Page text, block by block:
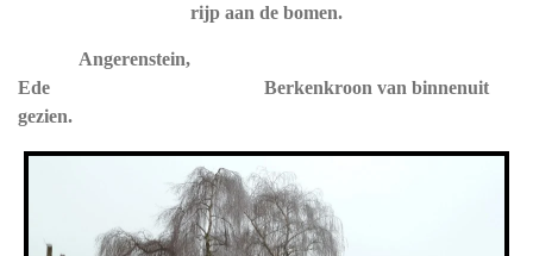
rijp aan de bomen.
Angerenstein,
Ede Berkenkroon van binnenuit
gezien.